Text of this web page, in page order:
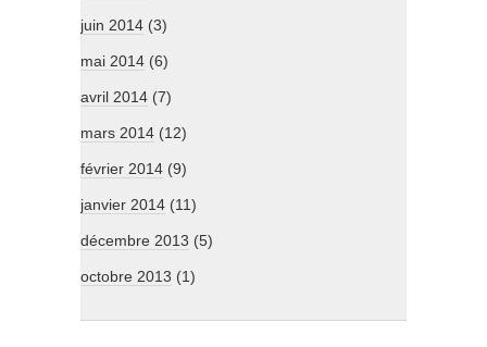
juin 2014 (3)
mai 2014 (6)
avril 2014 (7)
mars 2014 (12)
février 2014 (9)
janvier 2014 (11)
décembre 2013 (5)
octobre 2013 (1)